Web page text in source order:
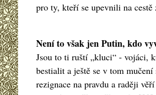
pro ty, kteří se upevnili na
Není to však jen Putin, kdo
Jsou to ti ruští „kluci“ - vojáci,
bestialit a ještě se v tom
rezignace na pravdu a raději